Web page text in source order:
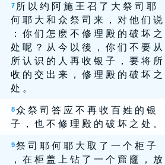
7 所 以 约 阿 施 王 召 了 大 祭 司 耶
何 耶 大 和 众 祭 司 来 ， 对 他 们 说
： 你 们 怎 麽 不 修 理 殿 的 破 坏 之
处 呢 ？ 从 今 以 後 ， 你 们 不 要 从
所 认 识 的 人 再 收 银 子 ， 要 将 所
收 的 交 出 来 ， 修 理 殿 的 破 坏 之
处 。
8 众 祭 司 答 应 不 再 收 百 姓 的 银
子 ， 也 不 修 理 殿 的 破 坏 之 处 。
9 祭 司 耶 何 耶 大 取 了 一 个 柜 子
， 在 柜 盖 上 钻 了 一 个 窟 窿 ， 放